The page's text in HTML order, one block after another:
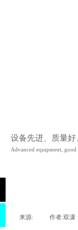
设备先进、质量
Advanced equipment,
来源: 作者:双潇